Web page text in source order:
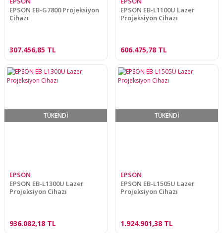
EPSON EB-G7800 Projeksiyon
Cihazı
307.456,85 TL
EPSON EB-L1100U Lazer
Projeksiyon Cihazı
606.475,78 TL
TÜKENDİ
EPSON
EPSON EB-L1300U Lazer
Projeksiyon Cihazı
936.082,18 TL
TÜKENDİ
EPSON
EPSON EB-L1505U Lazer
Projeksiyon Cihazı
1.924.901,38 TL